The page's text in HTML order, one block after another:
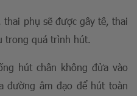
phụ sẽ được gây tê, thai
trong quá trình hút.
hút chân không đửa vào
đường âm đạo để hút toàn